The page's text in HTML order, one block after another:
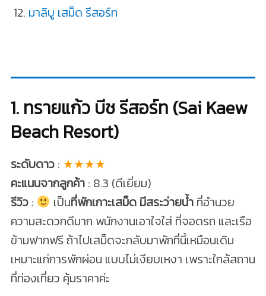
มาลิบู เสม็ด รีสอร์ท
1. ทรายแก้ว บีช รีสอร์ท (Sai Kaew
Beach Resort)
ระดับดาว: ★★★★
คะแนนจากลูกค้า : 8.3 (ดีเยี่ยม)
รีวิว: เป็นที่พักเกาะเสม็ด มีสระว่ายน้ำที่อำนวย
ความสะดวกดีมาก พนักงานเอาใจใส่ ที่จอดรถ และเรือ
ข้ามฟากฟรี ถ้าไปเสม็ดจะกลับมาพักที่นี้เหมือนเดิม
เหมาะแก่การพักผ่อน แบบไม่เงียบเหงา เพราะใกล้สถาน
ที่ท่องเที่ยว คุ้มราคาค่ะ